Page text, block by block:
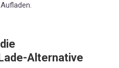
Alternative